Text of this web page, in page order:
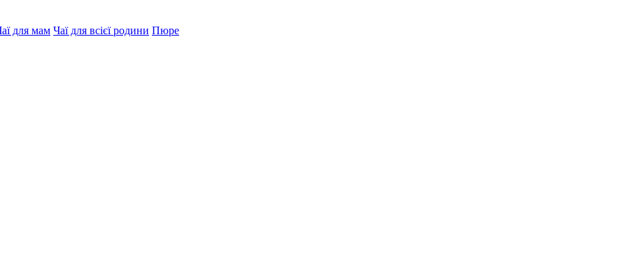
для мам Чаї для всієї родини Пюре